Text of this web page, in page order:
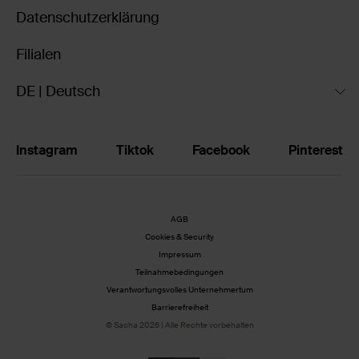
Datenschutzerklärung
Filialen
DE | Deutsch
Instagram Tiktok Facebook Pinterest
AGB
Cookies & Security
Impressum
Teilnahmebedingungen
Verantwortungsvolles Unternehmertum
Barrierefreiheit
© Sacha 2026 | Alle Rechte vorbehalten